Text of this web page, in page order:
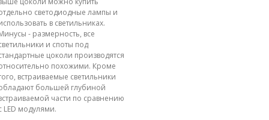
светодиодные лампы и
в светильниках.
- размерность, все
и споты под
цоколи производятся
похожими. Кроме
встраиваемые светильники
большей глубиной
части по сравнению
LED модулями.